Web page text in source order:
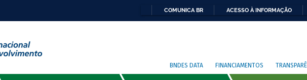
COMUNICA BR ACESSO À INFORMAÇÃO
BNDES DATA FINANCIAMENTOS